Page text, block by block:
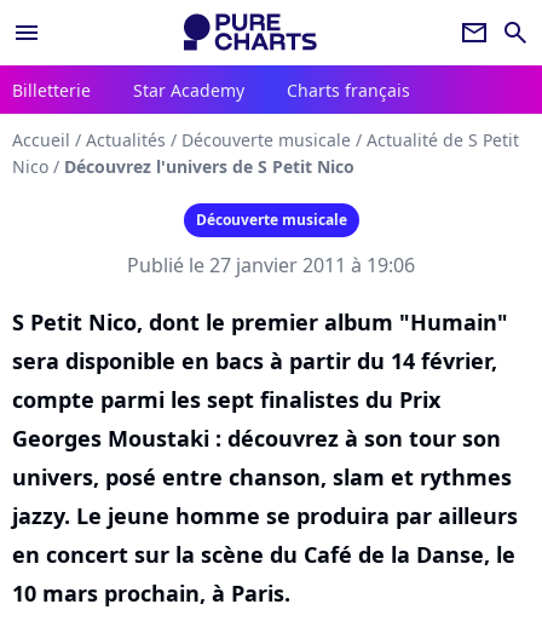
menu newsletter search
Billetterie Star Academy Charts français
Accueil / Actualités / Découverte musicale / Actualité de S Petit
Nico / Découvrez l'univers de S Petit Nico
Découverte musicale
Publié le 27 janvier 2011 à 19:06
S Petit Nico, dont le premier album "Humain"
sera disponible en bacs à partir du 14 février,
compte parmi les sept finalistes du Prix
Georges Moustaki : découvrez à son tour son
univers, posé entre chanson, slam et rythmes
jazzy. Le jeune homme se produira par ailleurs
en concert sur la scène du Café de la Danse, le
10 mars prochain, à Paris.